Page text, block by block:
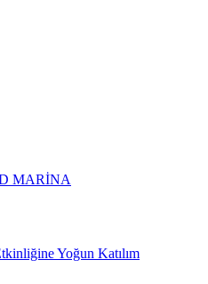
MARİNA
Yoğun Katılım